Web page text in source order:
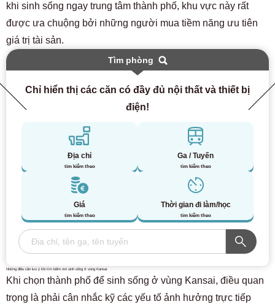
khi sinh sống ngay trung tâm thành phố, khu vực này rất
được ưa chuộng bởi những người mua tiềm năng ưu tiên
giá trị tài sản.
Tìm phòng
Chỉ hiển thị các căn có đầy đủ nội thất và thiết bị
điện!
Địa chỉ
tìm kiếm theo
Ga / Tuyến
tìm kiếm theo
Giá
tìm kiếm theo
Thời gian đi làm/học
tìm kiếm theo
Những điều cần lưu ý khi tìm kiếm nơi sinh sống ở vùng Kansai.
Khi chọn thành phố để sinh sống ở vùng Kansai, điều quan
trọng là phải cân nhắc kỹ các yếu tố ảnh hưởng trực tiếp